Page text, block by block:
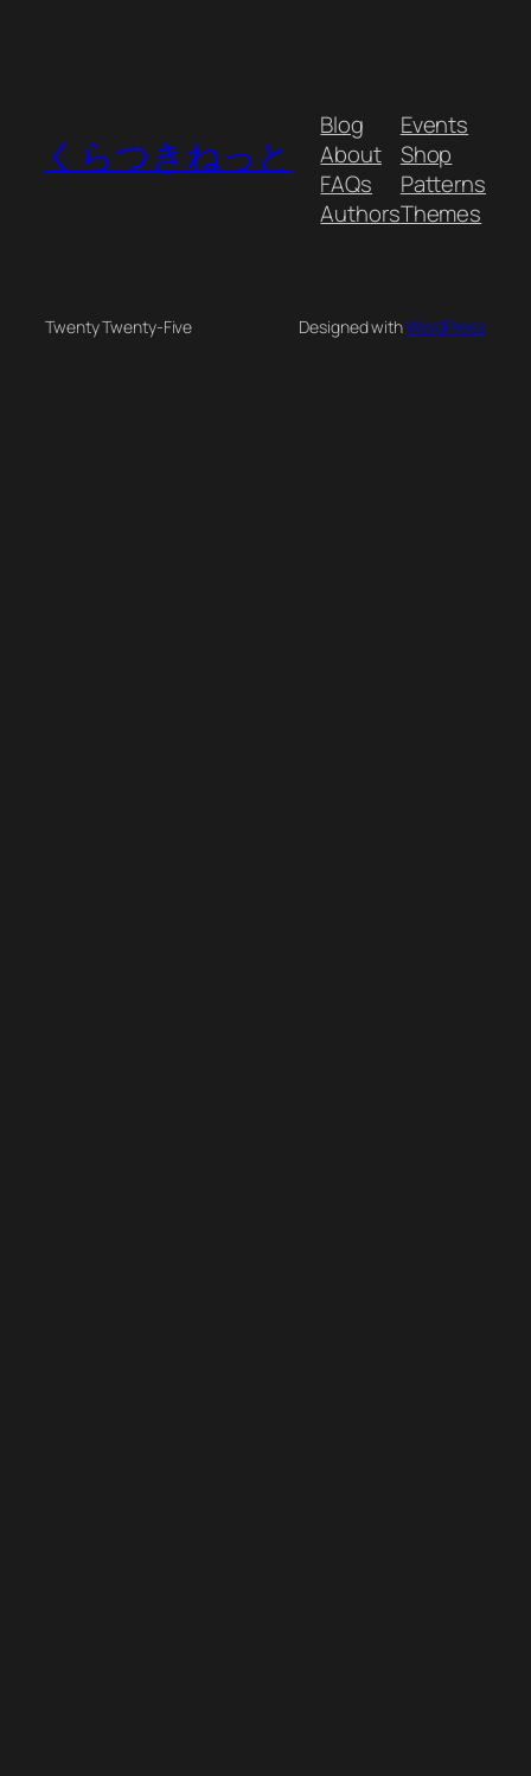
くらつきねっと
Blog
About
FAQs
Authors
Events
Shop
Patterns
Themes
Twenty Twenty-Five Designed withWordPress